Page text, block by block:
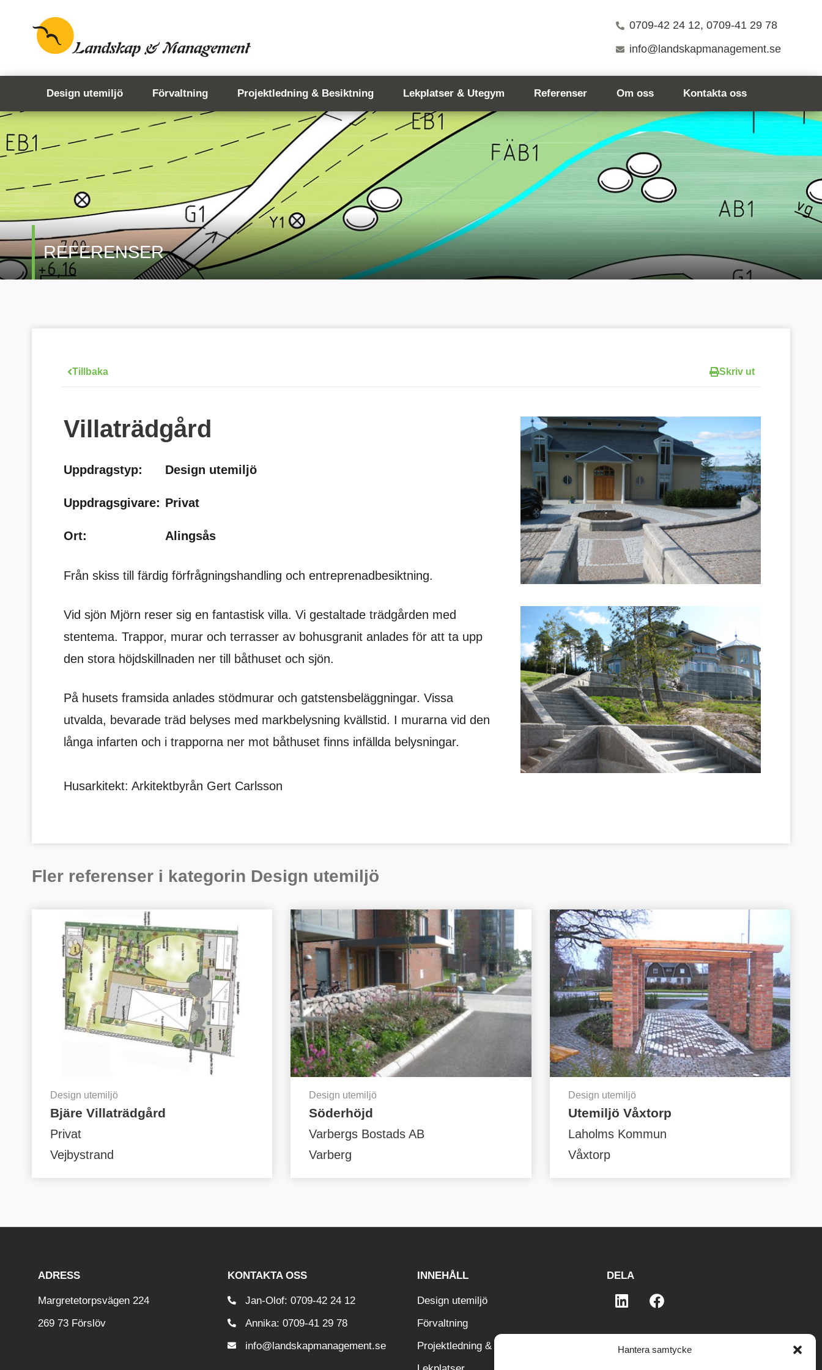
Hantera samtycke
0709-42 24 12, 0709-41 29 78
info@landskapmanagement.se
Design utemiljö Förvaltning Projektledning & Besiktning Lekplatser & Utegym Referenser Om oss Kontakta oss
REFERENSER
Tillbaka Skriv ut
Villaträdgård
Uppdragstyp: Design utemiljö
Uppdragsgivare: Privat
Ort: Alingsås
Från skiss till färdig förfrågningshandling och entreprenadbesiktning.
Vid sjön Mjörn reser sig en fantastisk villa. Vi gestaltade trädgården med
stentema. Trappor, murar och terrasser av bohusgranit anlades för att ta upp
den stora höjdskillnaden ner till båthuset och sjön.
På husets framsida anlades stödmurar och gatstensbeläggningar. Vissa
utvalda, bevarade träd belyses med markbelysning kvällstid. I murarna vid den
långa infarten och i trapporna ner mot båthuset finns infällda belysningar.
Husarkitekt: Arkitektbyrån Gert Carlsson
Fler referenser i kategorin Design utemiljö
Design utemiljö
Bjäre Villaträdgård
Privat
Vejbystrand
Design utemiljö
Söderhöjd
Varbergs Bostads AB
Varberg
Design utemiljö
Utemiljö Våxtorp
Laholms Kommun
Våxtorp
ADRESS
Margretetorpsvägen 224
269 73 Förslöv
KONTAKTA OSS
Jan-Olof: 0709-42 24 12
Annika: 0709-41 29 78
info@landskapmanagement.se
INNEHÅLL
Design utemiljö
Förvaltning
Projektledning & Besiktning
DELA